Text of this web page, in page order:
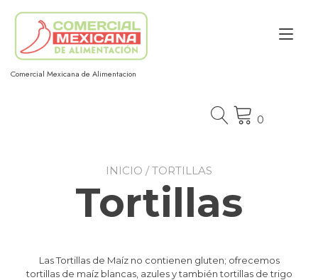
contenido
Comercial Mexicana de Alimentacion
0
INICIO / TORTILLAS
Tortillas
Las Tortillas de Maíz no contienen gluten; ofrecemos
tortillas de maíz blancas, azules y también tortillas de trigo